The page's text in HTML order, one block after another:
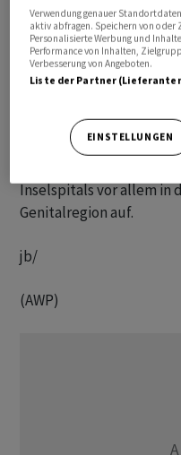
Cosentyx sei der
diese jugendliche
Hidradenitis
schmerzhafte
Vernarbungen sowie
Fistelbildung und/oder
Inselspitals vor allem in
Genitalregion auf.
jb/
(AWP)
Verwendung genauer
aktiv abfragen. Speichern von oder
Personalisierte Werbung und
Performance von Inhalten,
Verbesserung von Angeboten.
Liste der Partner
EINSTELLUNGEN